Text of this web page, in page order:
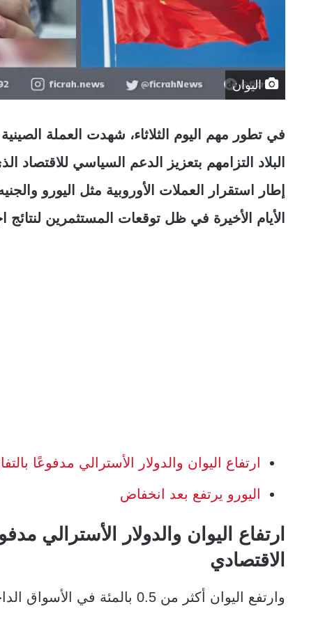
اليوان
في تطور مهم اليوم الثلاثاء، شهدت العملة
البلاد التزامهم بتعزيز الدعم السياسي للاقتصاد
إطار استقرار العملات الأوروبية مثل اليورو
الأيام الأخيرة في ظل توقعات المستثمرين
ارتفاع اليوان والدولار الأسترالي مدفوعًا
اليورو يرتفع بعد انخفاض
ارتفاع اليوان والدولار الأسترالي
الاقتصادي
وارتفع اليوان أكثر من 0.5